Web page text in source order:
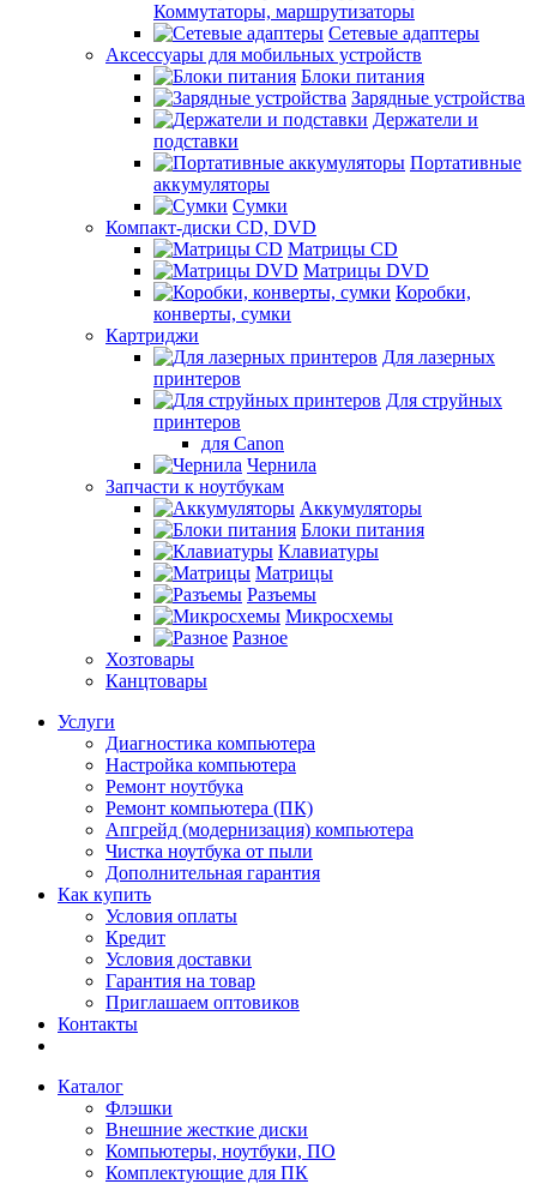
Коммутаторы, маршрутизаторы
Сетевые адаптеры
Аксессуары для мобильных устройств
Блоки питания
Зарядные устройства
Держатели и
подставки
Портативные
аккумуляторы
Сумки
Компакт-диски CD, DVD
Матрицы CD
Матрицы DVD
Коробки,
конверты, сумки
Картриджи
Для лазерных
принтеров
Для струйных
принтеров
для Canon
Чернила
Запчасти к ноутбукам
Аккумуляторы
Блоки питания
Клавиатуры
Матрицы
Разъемы
Микросхемы
Разное
Хозтовары
Канцтовары
Услуги
Диагностика компьютера
Настройка компьютера
Ремонт ноутбука
Ремонт компьютера (ПК)
Апгрейд (модернизация) компьютера
Чистка ноутбука от пыли
Дополнительная гарантия
Как купить
Условия оплаты
Кредит
Условия доставки
Гарантия на товар
Приглашаем оптовиков
Контакты
Каталог
Флэшки
Внешние жесткие диски
Компьютеры, ноутбуки, ПО
Комплектующие для ПК